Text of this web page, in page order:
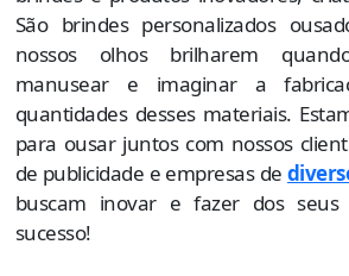
São brindes personalizados
nossos olhos brilharem
manusear e imaginar a
quantidades desses materiais.
para ousar juntos com nossos
de publicidade e empresas de
buscam inovar e fazer dos seus
sucesso!